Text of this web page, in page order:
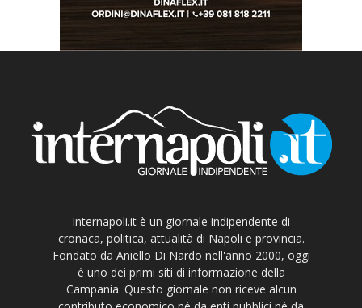
Internapoli.it è un giornale indipendente di
cronaca, politica, attualità di Napoli e provincia.
Fondato da Aniello Di Nardo nell'anno 2000, oggi
è uno dei primi siti di informazione della
Campania. Questo giornale non riceve alcun